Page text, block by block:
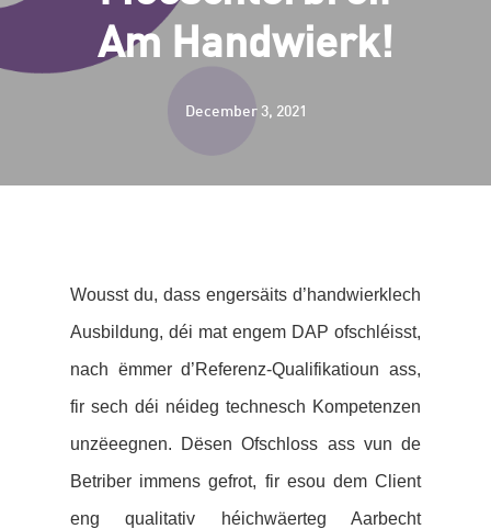
Am Handwierk!
December 3, 2021
Wousst du, dass engersäits d’handwierklech
Ausbildung, déi mat engem DAP ofschléisst,
nach ëmmer d’Referenz-Qualifikatioun ass,
fir sech déi néideg technesch Kompetenzen
unzëeegnen. Dësen Ofschloss ass vun de
Betriber immens gefrot, fir esou dem Client
eng qualitativ héichwäerteg Aarbecht